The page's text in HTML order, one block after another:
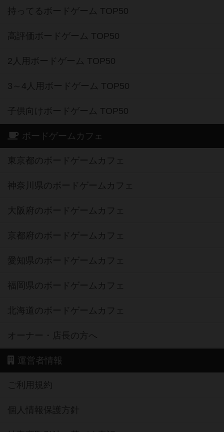
持ってるボードゲーム TOP50
高評価ボードゲーム TOP50
2人用ボードゲーム TOP50
3～4人用ボードゲーム TOP50
子供向けボードゲーム TOP50
ボードゲームカフェ
東京都のボードゲームカフェ
神奈川県のボードゲームカフェ
大阪府のボードゲームカフェ
京都府のボードゲームカフェ
愛知県のボードゲームカフェ
福岡県のボードゲームカフェ
北海道のボードゲームカフェ
オーナー・店長の方へ
運営者情報
ご利用規約
個人情報保護方針